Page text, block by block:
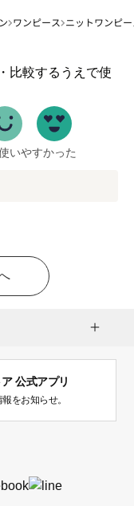
ワンピース ニットワンピ
比較するうえで使
いやすかった
公式アプリ
をお知らせ。